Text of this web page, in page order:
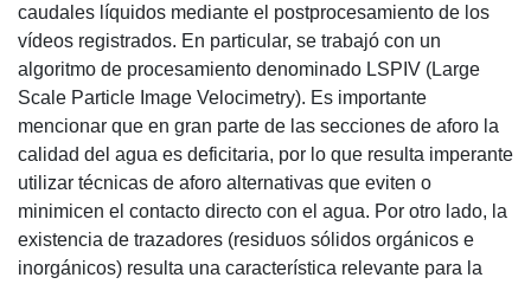
caudales líquidos mediante el postprocesamiento de los
vídeos registrados. En particular, se trabajó con un
algoritmo de procesamiento denominado LSPIV (Large
Scale Particle Image Velocimetry). Es importante
mencionar que en gran parte de las secciones de aforo la
calidad del agua es deficitaria, por lo que resulta imperante
utilizar técnicas de aforo alternativas que eviten o
minimicen el contacto directo con el agua. Por otro lado, la
existencia de trazadores (residuos sólidos orgánicos e
inorgánicos) resulta una característica relevante para la